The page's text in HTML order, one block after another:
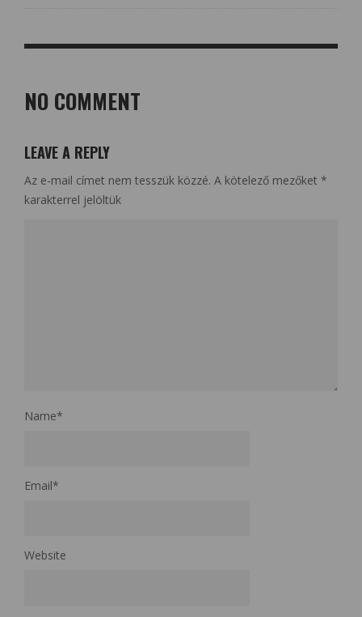
NO COMMENT
LEAVE A REPLY
Az e-mail címet nem tesszük közzé. A kötelező mezőket *
karakterrel jelöltük
Name*
Email*
Website